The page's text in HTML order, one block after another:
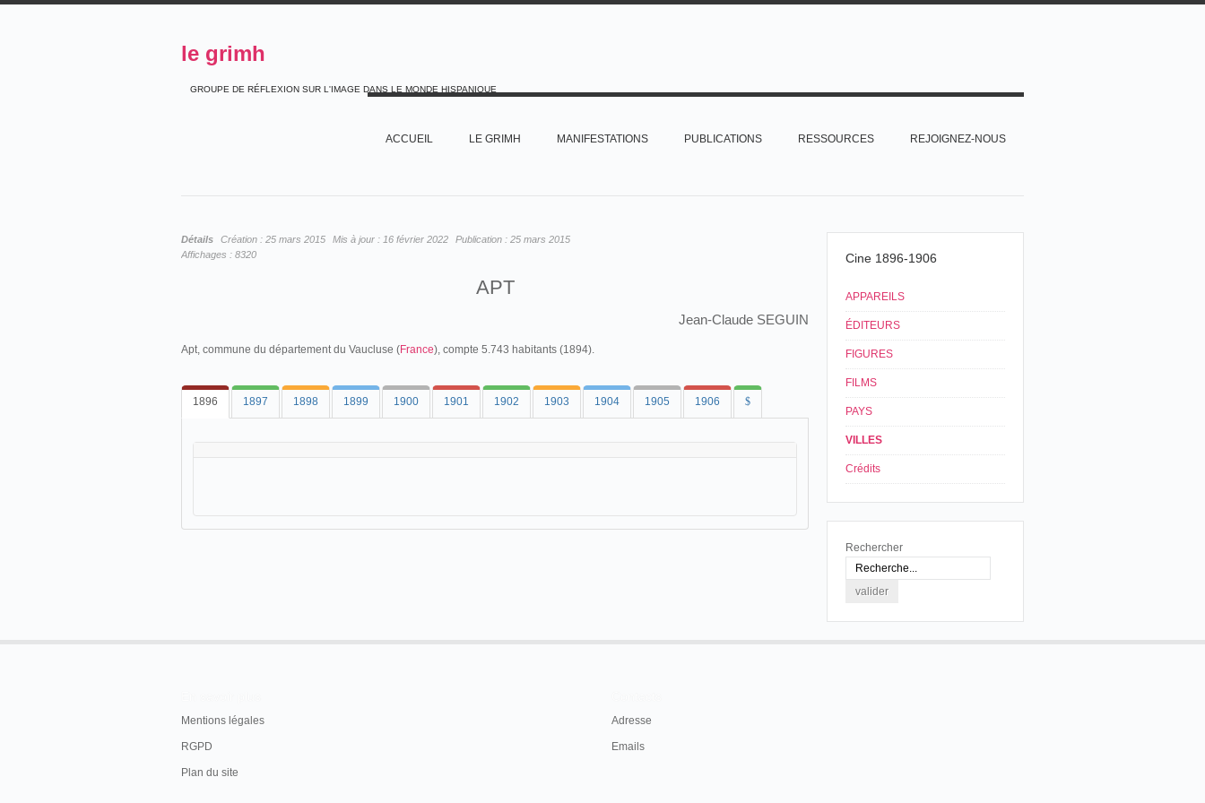
le grimh
GROUPE DE RÉFLEXION SUR L'IMAGE DANS LE MONDE HISPANIQUE
ACCUEIL LE GRIMH MANIFESTATIONS PUBLICATIONS RESSOURCES REJOIGNEZ-NOUS
Détails Création : 25 mars 2015 Mis à jour : 16 février 2022 Publication : 25 mars 2015
Affichages : 8320
APT
Jean-Claude SEGUIN
Apt, commune du département du Vaucluse (France), compte 5.743 habitants (1894).
1896 1897 1898 1899 1900 1901 1902 1903 1904 1905 1906 $
Cine 1896-1906
APPAREILS
ÉDITEURS
FIGURES
FILMS
PAYS
VILLES
Crédits
Rechercher
Mentions légales
RGPD
Plan du site
Adresse
Emails